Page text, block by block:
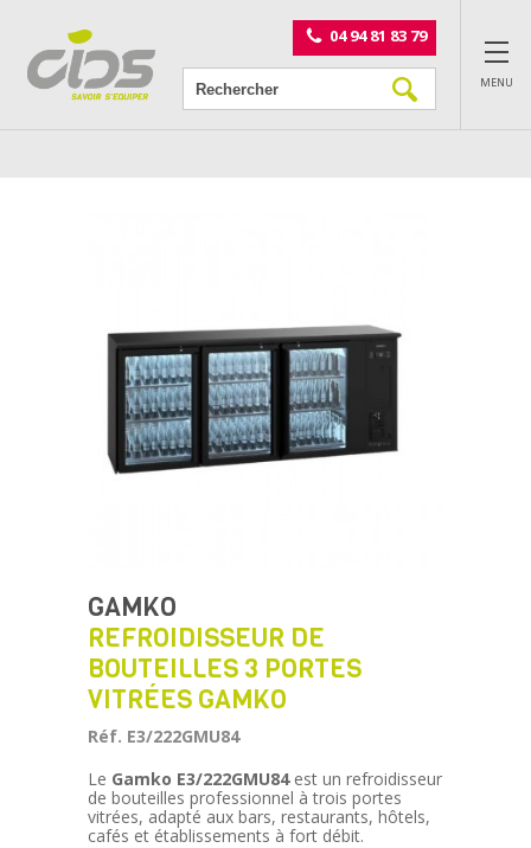
04 94 81 83 79
MENU
GAMKO
REFROIDISSEUR DE
BOUTEILLES 3 PORTES
VITRÉES GAMKO
Réf. E3/222GMU84
Le Gamko E3/222GMU84est un refroidisseur
de bouteilles professionnel à trois portes
vitrées, adapté aux bars, restaurants, hôtels,
cafés et établissements à fort débit.